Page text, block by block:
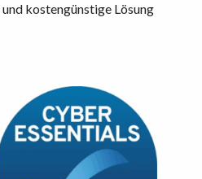
kostengünstige Lösung